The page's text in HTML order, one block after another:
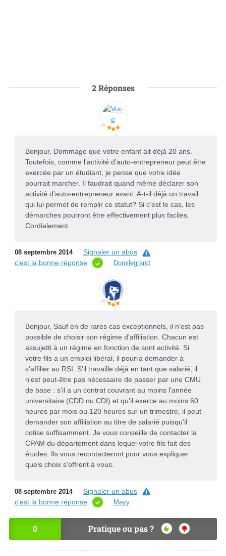
2Réponses
Bonjour, Dommage que votre enfant ait déjà 20 ans.
Toutefois, comme l'activité d'auto-entrepreneur peut être
exercée par un étudiant, je pense que votre idée
pourrait marcher. Il faudrait quand même déclarer son
activité d'auto-entrepreneur avant. A-t-il déjà un travail
qui lui permet de remplir ce statut? Si c’est le cas, les
démarches pourront être effectivement plus faciles.
Cordialement
08 septembre 2014
Signaler un abus
c’est la bonne réponse
Domilegrand
Bonjour, Sauf en de rares cas exceptionnels, il n'est pas
possible de choisir son régime d'affiliation. Chacun est
assujetti à un régime en fonction de sont activité. Si
votre fils a un emploi libéral, il pourra demander à
s'affilier au RSI. S'il travaille déjà en tant que salarié, il
n'est peut-être pas nécessaire de passer par une CMU
de base : s'il a un contrat couvrant au moins l'année
universitaire (CDD ou CDI) et qu'il exerce au moins 60
heures par mois ou 120 heures sur un trimestre, il peut
demander son affiliation au titre de salarié puisqu'il
cotise suffisamment. Je vous conseille de contacter la
CPAM du département dans lequel votre fils fait des
études. Ils vous recontacteront pour vous expliquer
quels choix s'offrent à vous.
08 septembre 2014
Signaler un abus
c’est la bonne réponse
Mayy
0 Pratique ou pas ?
OU
I
NO